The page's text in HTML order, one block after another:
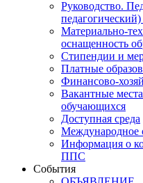
Руководство.
педагогический)
Материально-
оснащенность
Стипендии и
Платные
Финансово-
Вакантные
обучающихся
Доступная среда
Международное
Информация о
ППС
События